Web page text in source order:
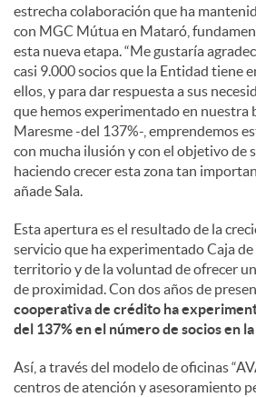
estrecha colaboración que ha
con MGC Mútua en Mataró,
esta nueva etapa. “Me gustaría
casi 9.000 socios que la Entidad tiene
ellos, y para dar respuesta a sus
que hemos experimentado en nuestra
Maresme -del 137%-, emprendemos
con mucha ilusión y con el objetivo de
haciendo crecer esta zona tan
añade Sala.
Esta apertura es el resultado de la
servicio que ha experimentado Caja
territorio y de la voluntad de ofrecer
de proximidad. Con dos años de
cooperativa de crédito ha
del 137% en el número de socios en
Así, a través del modelo de oficinas
centros de atención y asesoramiento